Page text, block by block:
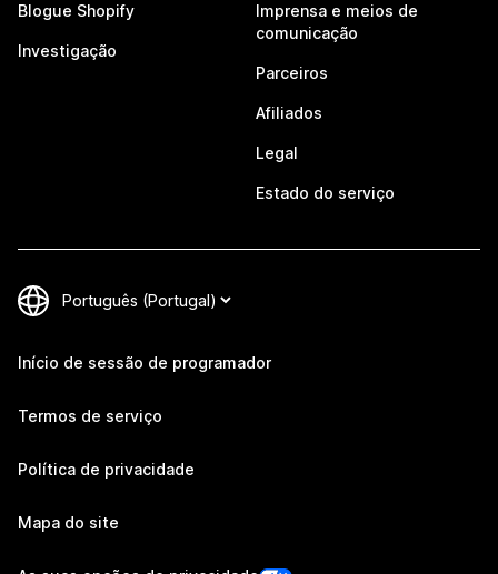
Blogue Shopify
Investigação
Imprensa e meios de
comunicação
Parceiros
Afiliados
Legal
Estado do serviço
Início de sessão de programador
Termos de serviço
Política de privacidade
Mapa do site